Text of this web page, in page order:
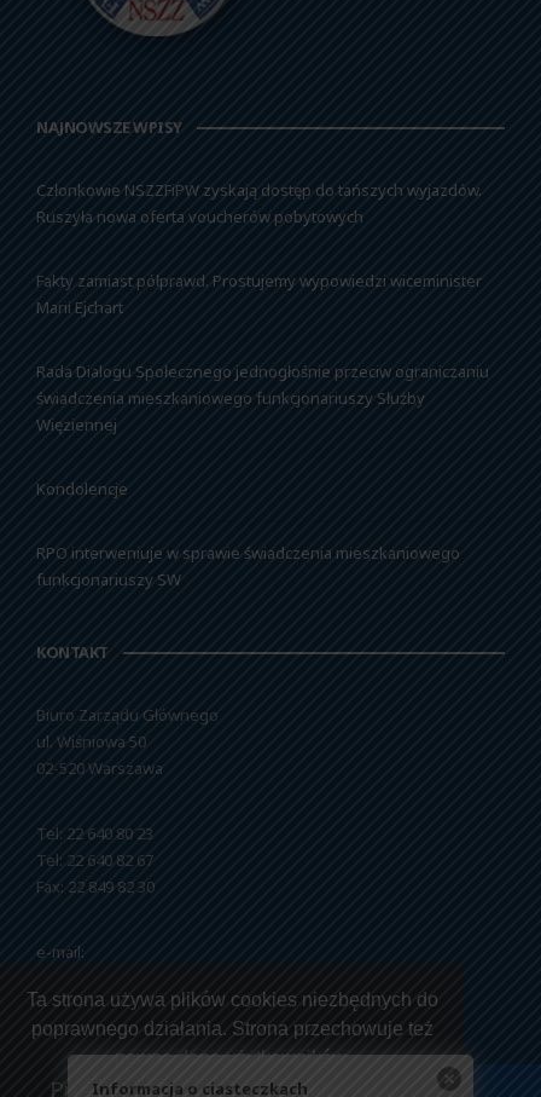
Ta strona używa plików cookies niezbędnych do
poprawnego działania. Strona przechowuje też
pewne dane użytkowników.
Przeczytaj jak korzystamy z twoich danych
NAJNOWSZE WPISY
Członkowie NSZZFiPW zyskają dostęp do tańszych wyjazdów.
Ruszyła nowa oferta voucherów pobytowych
Fakty zamiast półprawd. Prostujemy wypowiedzi wiceminister
Marii Ejchart
Rada Dialogu Społecznego jednogłośnie przeciw ograniczaniu
świadczenia mieszkaniowego funkcjonariuszy Służby
Więziennej
Kondolencje
RPO interweniuje w sprawie świadczenia mieszkaniowego
funkcjonariuszy SW
KONTAKT
Biuro Zarządu Głównego
ul. Wiśniowa 50
02-520 Warszawa
Tel: 22 640 80 23
Tel: 22 640 82 67
Fax: 22 849 82 30
e-mail:
Informacja o ciasteczkach